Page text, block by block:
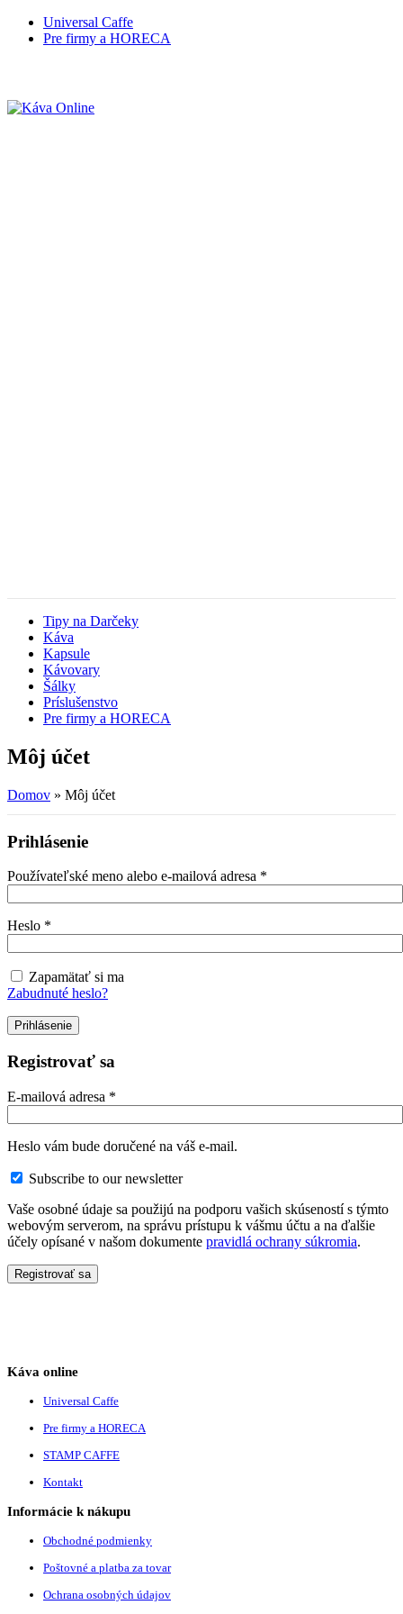
Universal Caffe
Pre firmy a HORECA
Tipy na Darčeky
Káva
Kapsule
Kávovary
Šálky
Príslušenstvo
Pre firmy a HORECA
Môj účet
Domov » Môj účet
Prihlásenie
Používateľské meno alebo e-mailová adresa *
Heslo *
Zapamätať si ma
Zabudnuté heslo?
Prihlásenie
Registrovať sa
E-mailová adresa *
Heslo vám bude doručené na váš e-mail.
Subscribe to our newsletter
Vaše osobné údaje sa použijú na podporu vašich skúseností s týmto
webovým serverom, na správu prístupu k vášmu účtu a na ďalšie
účely opísané v našom dokumente pravidlá ochrany súkromia.
Registrovať sa
Káva online
Universal Caffe
Pre firmy a HORECA
STAMP CAFFE
Kontakt
Informácie k nákupu
Obchodné podmienky
Poštovné a platba za tovar
Ochrana osobných údajov